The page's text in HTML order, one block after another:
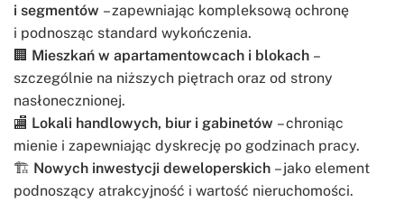
i segmentów – zapewniając kompleksową ochronę
i podnosząc standard wykończenia.
🏢 Mieszkań w apartamentowcach i blokach –
szczególnie na niższych piętrach oraz od strony
nasłonecznionej.
🏬 Lokali handlowych, biur i gabinetów – chroniąc
mienie i zapewniając dyskrecję po godzinach pracy.
🏗️ Nowych inwestycji deweloperskich – jako element
podnoszący atrakcyjność i wartość nieruchomości.